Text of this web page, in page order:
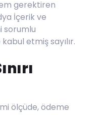
gerektiren
İçerik ve
sorumlu
etmiş sayılır.
ölçüde, ödeme